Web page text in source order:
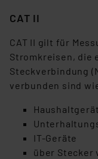
CAT II
CAT II gilt für
Stromkreisen, die
Steckverbindung
verbunden sind
IT-Geräte
über Stecker